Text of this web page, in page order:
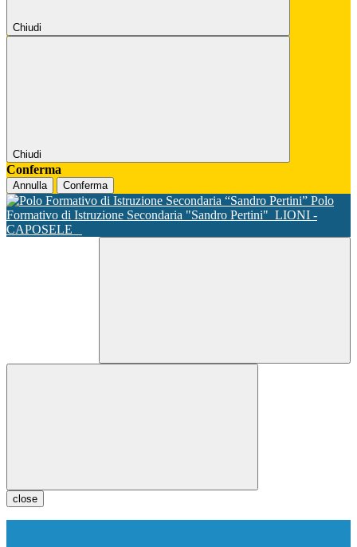
Chiudi
Chiudi
Conferma
Annulla Conferma
Polo
Formativo di Istruzione Secondaria "Sandro Pertini" LIONI -
CAPOSELE
close